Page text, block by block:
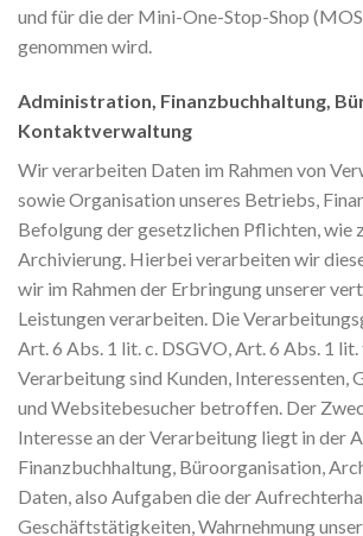
und für die der Mini-One-Stop-Shop
genommen wird.
Administration, Finanzbuchhaltung,
Kontaktverwaltung
Wir verarbeiten Daten im Rahmen von
sowie Organisation unseres Betriebs,
Befolgung der gesetzlichen Pflichten, wie
Archivierung. Hierbei verarbeiten wir
wir im Rahmen der Erbringung unserer
Leistungen verarbeiten. Die
Art. 6 Abs. 1 lit. c. DSGVO, Art. 6 Abs. 1 lit.
Verarbeitung sind Kunden, Interessenten,
und Websitebesucher betroffen. Der
Interesse an der Verarbeitung liegt in der
Finanzbuchhaltung, Büroorganisation,
Daten, also Aufgaben die der
Geschäftstätigkeiten, Wahrnehmung